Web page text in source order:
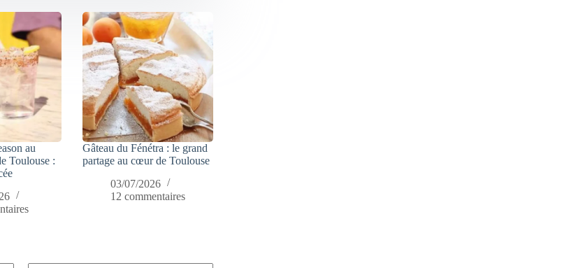
au
Toulouse :
Gâteau du Fénétra : le grand
partage au cœur de Toulouse
03/07/2026
12 commentaires